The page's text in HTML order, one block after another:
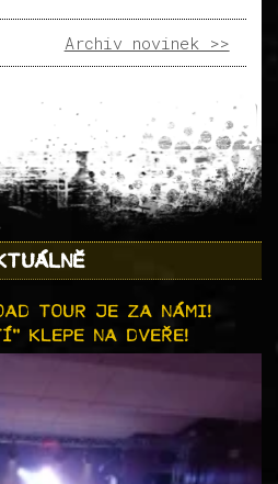
Archiv novinek >>
TOUR JE ZA NÁMI!
KLEPE NA DVEŘE!